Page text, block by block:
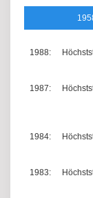
1988:
1987:
1984:
1983: